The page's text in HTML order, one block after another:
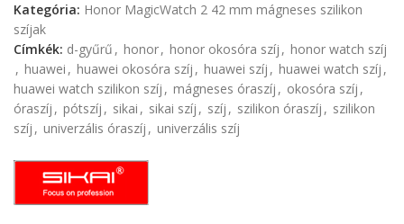
Kategória: Honor MagicWatch 2 42 mm mágneses szilikon
szíjak
Címkék: d-gyűrű , honor, honor okosóra szíj , honor watch szíj
, huawei , huawei okosóra szíj , huawei szíj , huawei watch szíj ,
huawei watch szilikon szíj , mágneses óraszíj , okosóra szíj ,
óraszíj , pótszíj , sikai , sikai szíj , szíj , szilikon óraszíj , szilikon
szíj , univerzális óraszíj , univerzális szíj